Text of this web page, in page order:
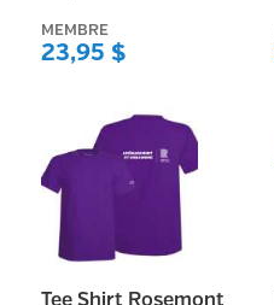
MEMBRE
23,95 $
Tee Shirt Rosemont